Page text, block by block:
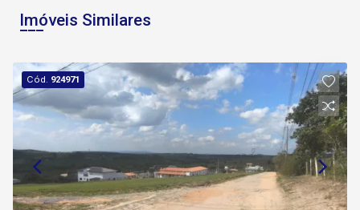
Imóveis Similares
Cód. 924971